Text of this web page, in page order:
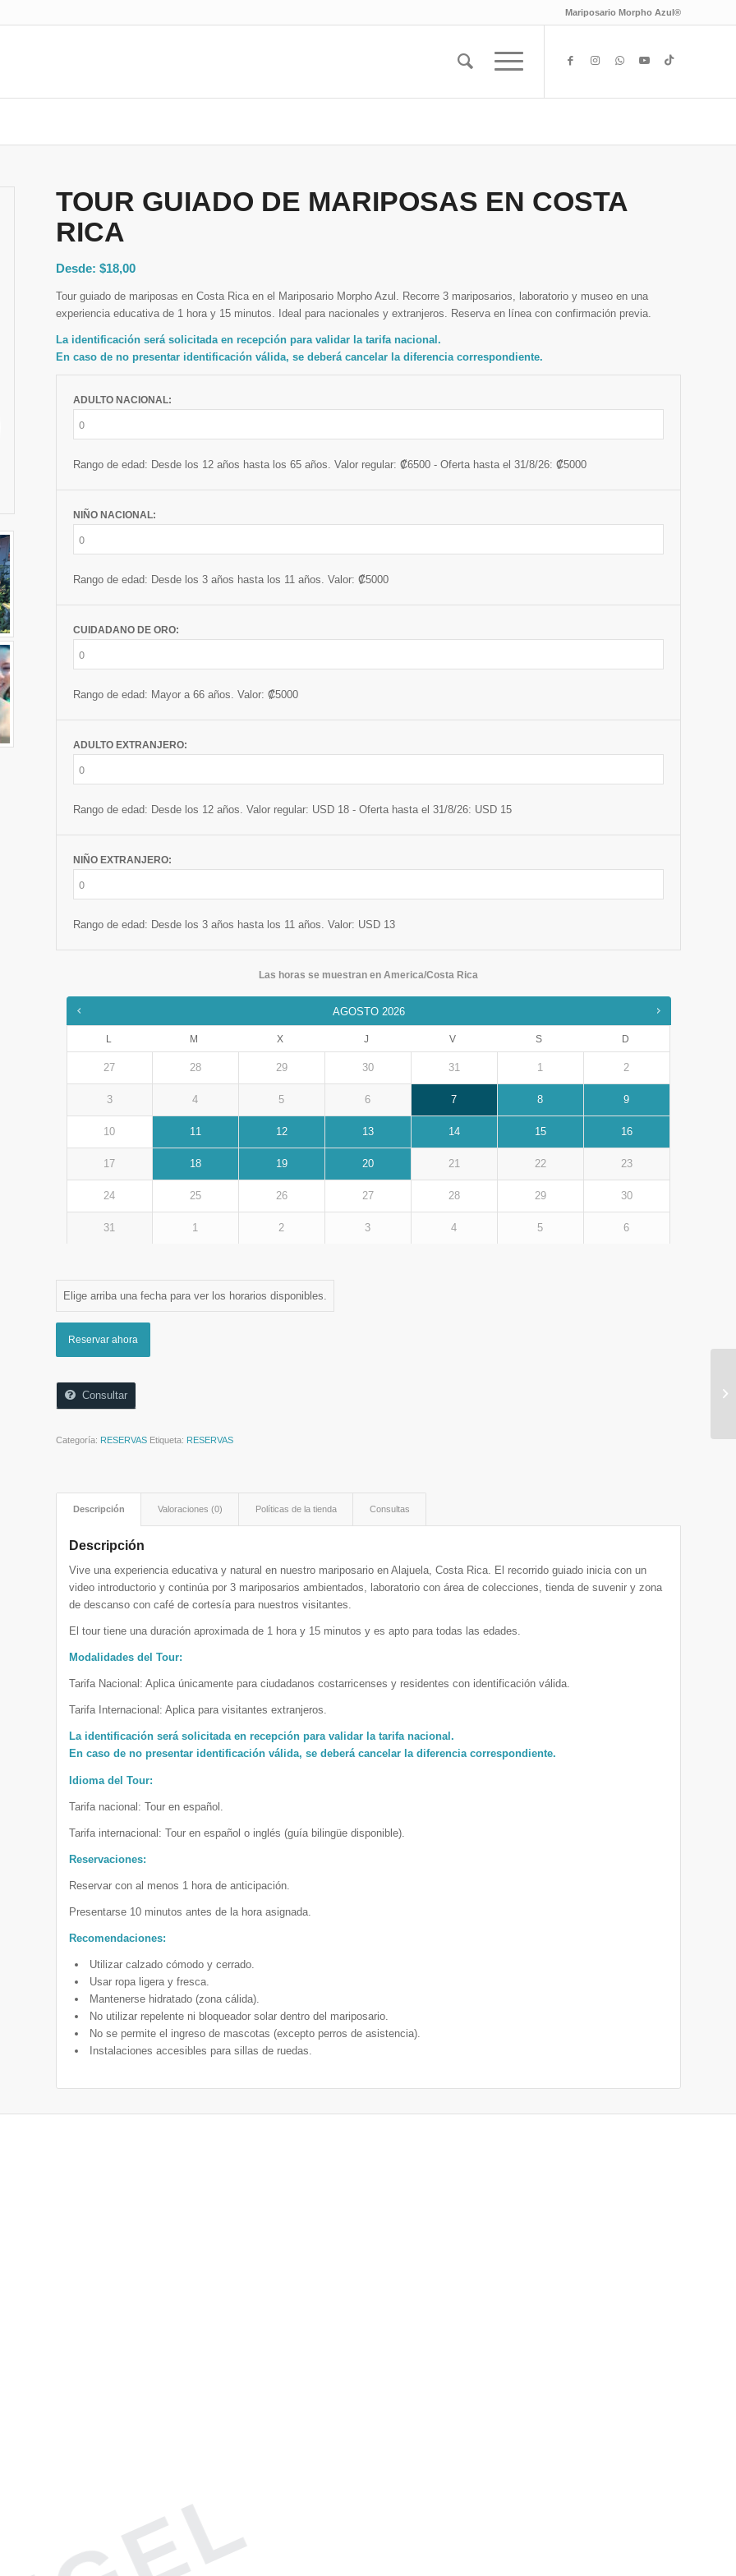
Mariposario Morpho Azul®
TOUR GUIADO DE MARIPOSAS EN COSTA
RICA
Desde:$18,00
Tour guiado de mariposas en Costa Rica en el Mariposario Morpho Azul. Recorre 3 mariposarios, laboratorio y museo en una
experiencia educativa de 1 hora y 15 minutos. Ideal para nacionales y extranjeros. Reserva en línea con confirmación previa.
La identificación será solicitada en recepción para validar la tarifa nacional.
En caso de no presentar identificación válida, se deberá cancelar la diferencia correspondiente.
ADULTO NACIONAL:
Rango de edad: Desde los 12 años hasta los 65 años. Valor regular: ₡6500 - Oferta hasta el 31/8/26: ₡5000
NIÑO NACIONAL:
Rango de edad: Desde los 3 años hasta los 11 años. Valor: ₡5000
CUIDADANO DE ORO:
Rango de edad: Mayor a 66 años. Valor: ₡5000
ADULTO EXTRANJERO:
Rango de edad: Desde los 12 años. Valor regular: USD 18 - Oferta hasta el 31/8/26: USD 15
NIÑO EXTRANJERO:
Rango de edad: Desde los 3 años hasta los 11 años. Valor: USD 13
Las horas se muestran en America/Costa Rica
AGOSTO 2026
L M X J V S D
27 28 29 30 31 1 2
3 4 5 6 7 8 9
10 11 12 13 14 15 16
17 18 19 20 21 22 23
24 25 26 27 28 29 30
31 1 2 3 4 5 6
Elige arriba una fecha para ver los horarios disponibles.
Reservar ahora
Consultar
Categoría: RESERVAS Etiqueta: RESERVAS
Descripción Valoraciones (0) Políticas de la tienda Consultas
Descripción
Vive una experiencia educativa y natural en nuestro mariposario en Alajuela, Costa Rica. El recorrido guiado inicia con un
video introductorio y continúa por 3 mariposarios ambientados, laboratorio con área de colecciones, tienda de suvenir y zona
de descanso con café de cortesía para nuestros visitantes.
El tour tiene una duración aproximada de 1 hora y 15 minutos y es apto para todas las edades.
Modalidades del Tour:
Tarifa Nacional: Aplica únicamente para ciudadanos costarricenses y residentes con identificación válida.
Tarifa Internacional: Aplica para visitantes extranjeros.
La identificación será solicitada en recepción para validar la tarifa nacional.
En caso de no presentar identificación válida, se deberá cancelar la diferencia correspondiente.
Idioma del Tour:
Tarifa nacional: Tour en español.
Tarifa internacional: Tour en español o inglés (guía bilingüe disponible).
Reservaciones:
Reservar con al menos 1 hora de anticipación.
Presentarse 10 minutos antes de la hora asignada.
Recomendaciones:
Utilizar calzado cómodo y cerrado.
Usar ropa ligera y fresca.
Mantenerse hidratado (zona cálida).
No utilizar repelente ni bloqueador solar dentro del mariposario.
No se permite el ingreso de mascotas (excepto perros de asistencia).
Instalaciones accesibles para sillas de ruedas.